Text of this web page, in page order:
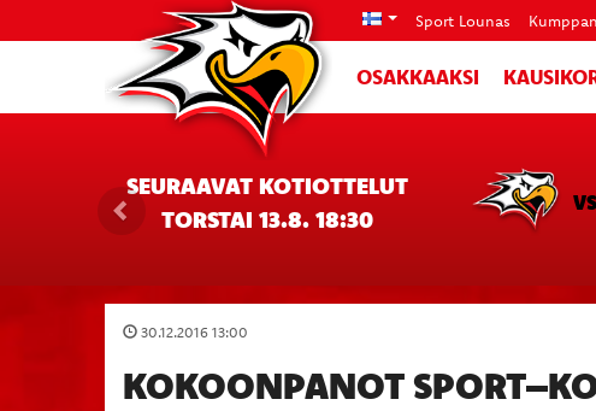
Sport Lounas
OSAKKAAKSI
SEURAAVAT KOTIOTTELUT
TORSTAI 13.8. 18:30
30.12.2016 13:00
KOKOONPANOT